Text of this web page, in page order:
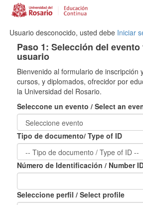
Usuario desconocido, usted debe Iniciar
Paso 1: Selección del
usuario
Bienvenido al formulario de inscripción
cursos, y diplomados, ofrecidor por
la Universidad del Rosario.
Seleccone un evento / Select an
Tipo de documento/ Type of ID
Número de Identificación / Number
Seleccione perfil / Select profile